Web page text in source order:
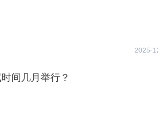
2025-
间几月举行？